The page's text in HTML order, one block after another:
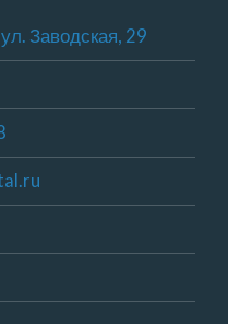
Заводская, 29